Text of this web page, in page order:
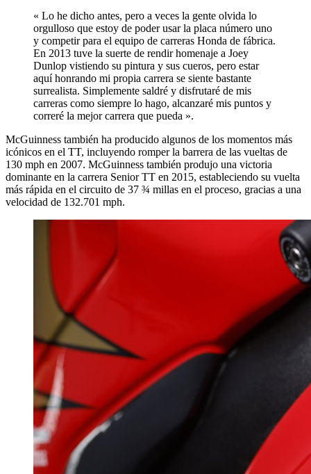
« Lo he dicho antes, pero a veces la gente olvida lo
orgulloso que estoy de poder usar la placa número uno
y competir para el equipo de carreras Honda de fábrica.
En 2013 tuve la suerte de rendir homenaje a Joey
Dunlop vistiendo su pintura y sus cueros, pero estar
aquí honrando mi propia carrera se siente bastante
surrealista. Simplemente saldré y disfrutaré de mis
carreras como siempre lo hago, alcanzaré mis puntos y
correré la mejor carrera que pueda ».
McGuinness también ha producido algunos de los momentos más
icónicos en el TT, incluyendo romper la barrera de las vueltas de
130 mph en 2007. McGuinness también produjo una victoria
dominante en la carrera Senior TT en 2015, estableciendo su vuelta
más rápida en el circuito de 37 ¾ millas en el proceso, gracias a una
velocidad de 132.701 mph.